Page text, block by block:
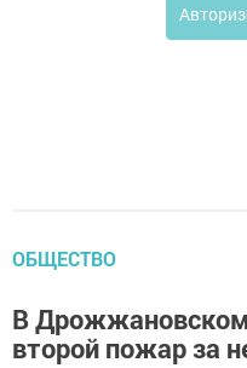
ОБЩЕСТВО
В
второй пожар за